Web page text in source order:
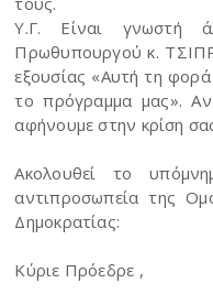
Υ.Γ. Είναι γνωστή
Πρωθυπουργού κ.
εξουσίας «Αυτή τη
το πρόγραμμα μας».
αφήνουμε στην κρίση
Ακολουθεί το
αντιπροσωπεία της
Δημοκρατίας:
Κύριε Πρόεδρε ,